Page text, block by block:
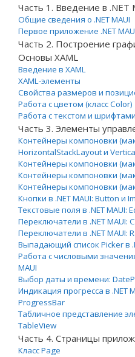
Часть 1. Введение в .NET
Общие сведения о .NET MAUI
Первое приложение .NET
Часть 2. Построение
Основы XAML
Введение в XAML
XAML-элементы
Свойства размеров и
Работа с цветом (класс Color)
Работа с текстом и шрифтами
Часть 3. Элементы
Контейнеры компоновки
HorizontalStackLayout и
Контейнеры компоновки
Контейнеры компоновки
Контейнеры компоновки
Кнопки в .NET MAUI: Button и
Текстовые поля в .NET MAUI:
Переключатели в .NET MAUI:
Переключатели в .NET MAUI:
Выпадающий список Picker в
Работа с числовыми
MAUI
Выбор даты и времени:
Индикация прогресса в .NET
ProgressBar
Табличное представление
TableView
Часть 4. Страницы
Класс Page